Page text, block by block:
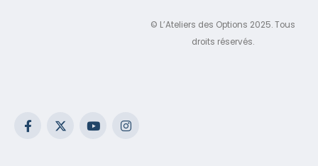
© L’Ateliers des Options 2025. Tous
droits réservés.